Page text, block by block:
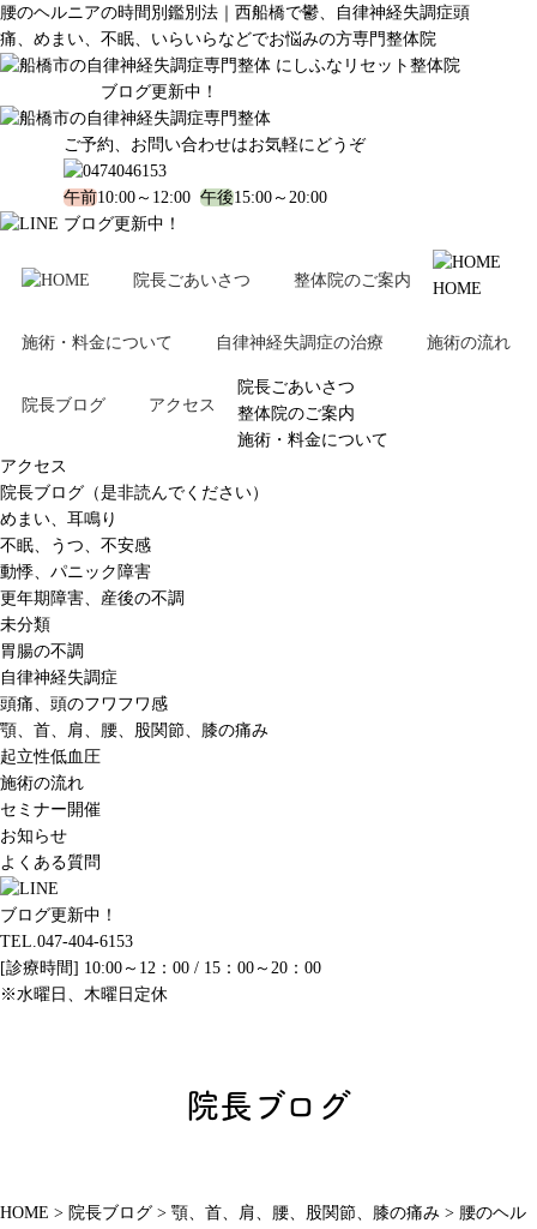
腰のヘルニアの時間別鑑別法｜西船橋で鬱、自律神経失調症頭
痛、めまい、不眠、いらいらなどでお悩みの方専門整体院
ブログ更新中！
ご予約、お問い合わせはお気軽にどうぞ
午前10:00～12:00 午後15:00～20:00
ブログ更新中！
院長ごあいさつ 整体院のご案内
施術・料金について 自律神経失調症の治療 施術の流れ
院長ブログ アクセス
HOME
院長ごあいさつ
整体院のご案内
施術・料金について
アクセス
院長ブログ（是非読んでください）
めまい、耳鳴り
不眠、うつ、不安感
動悸、パニック障害
更年期障害、産後の不調
未分類
胃腸の不調
自律神経失調症
頭痛、頭のフワフワ感
顎、首、肩、腰、股関節、膝の痛み
起立性低血圧
施術の流れ
セミナー開催
お知らせ
よくある質問
ブログ更新中！
TEL.047-404-6153
[診療時間] 10:00～12：00 / 15：00～20：00
※水曜日、木曜日定休
院長ブログ
HOME > 院長ブログ > 顎、首、肩、腰、股関節、膝の痛み > 腰のヘル